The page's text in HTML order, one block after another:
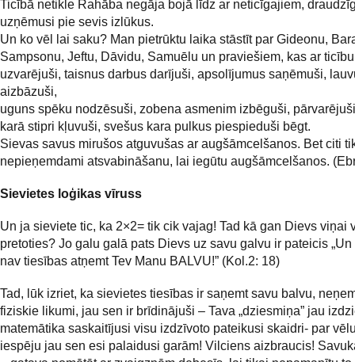
Ticībā netikle Rahāba negāja bojā līdz ar neticīgajiem,
uzņēmusi pie sevis izlūkus.
Un ko vēl lai saku? Man pietrūktu laika stāstīt par Gideonu,
Sampsonu, Jeftu, Dāvidu, Samuēlu un praviešiem, kas ar
uzvarējuši, taisnus darbus darījuši, apsolījumus saņēmuši,
aizbāzuši,
uguns spēku nodzēsuši, zobena asmenim izbēguši,
karā stipri kļuvuši, svešus kara pulkus piespieduši bēgt.
Sievas savus mirušos atguvušas ar augšāmcelšanos. Bet citi
nepieņemdami atsvabināšanu, lai iegūtu augšāmcelšanos.
Sievietes loģikas vīruss
Un ja sieviete tic, ka 2×2= tik cik vajag! Tad kā gan Dievs viņai
pretoties? Jo galu galā pats Dievs uz savu galvu ir pateicis
nav tiesības atņemt Tev Manu BALVU!” (Kol.2: 18)
Tad, lūk izriet, ka sievietes tiesības ir saņemt savu balvu,
fiziskie likumi, jau sen ir brīdinājuši – Tava „dziesmiņa” jau
matemātika saskaitījusi visu izdzīvoto pateikusi skaidri- par
iespēju jau sen esi palaidusi garām! Vilciens aizbraucis!